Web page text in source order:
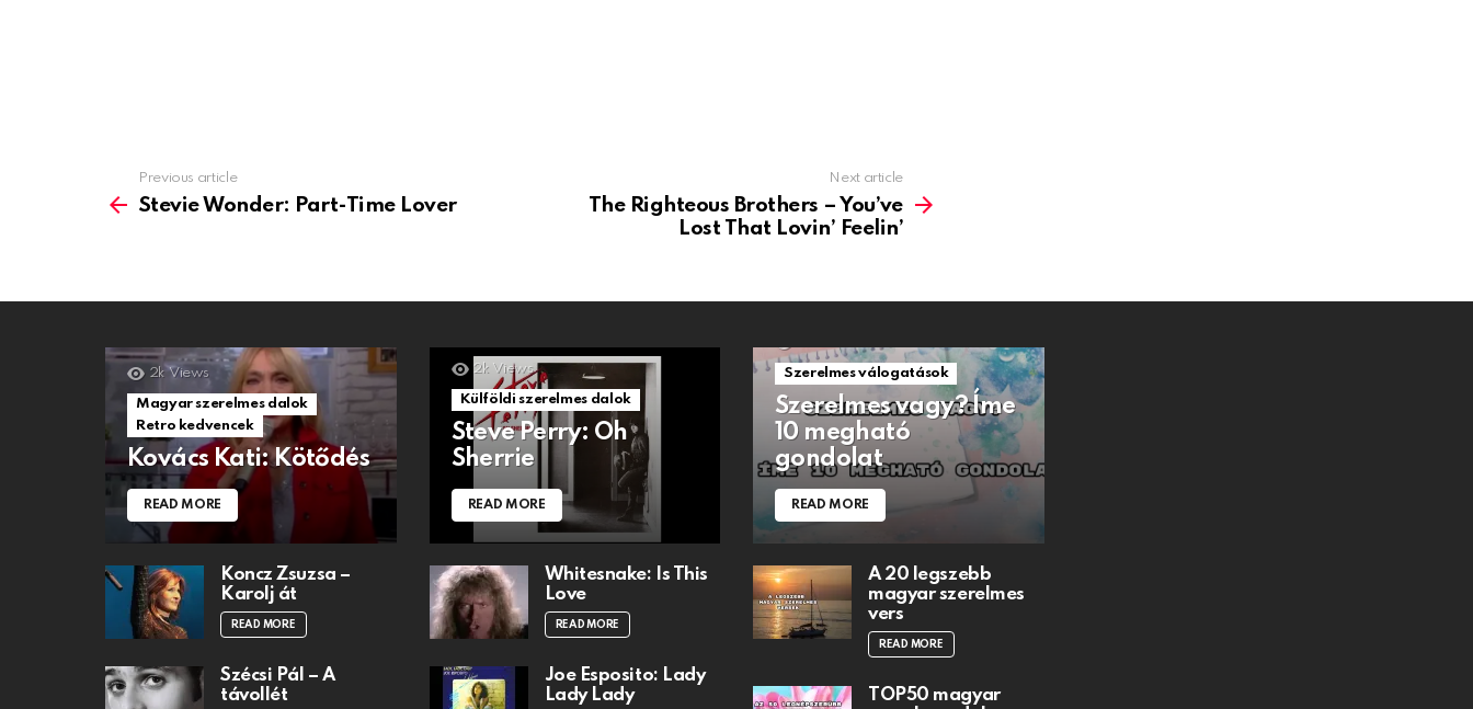
more
Previous article
Stevie Wonder: Part-Time Lover
Next article
The Righteous Brothers – You’ve
Lost That Lovin’ Feelin’
2k Views
Magyar szerelmes dalok
Retro kedvencek
Kovács Kati: Kötődés
READ MORE
Koncz Zsuzsa –
Karolj át
READ MORE
Szécsi Pál – A
távollét
2k Views
Külföldi szerelmes dalok
Steve Perry: Oh
Sherrie
READ MORE
Whitesnake: Is This
Love
READ MORE
Joe Esposito: Lady
Lady Lady
Szerelmes válogatások
Szerelmes vagy? Íme
10 megható
gondolat
READ MORE
A 20 legszebb
magyar szerelmes
vers
READ MORE
TOP50 magyar